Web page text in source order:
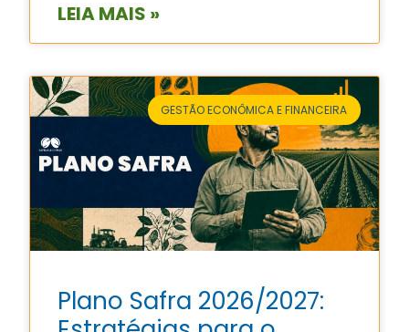
LEIA MAIS »
GESTÃO ECONÔMICA E FINANCEIRA
Plano Safra 2026/2027: